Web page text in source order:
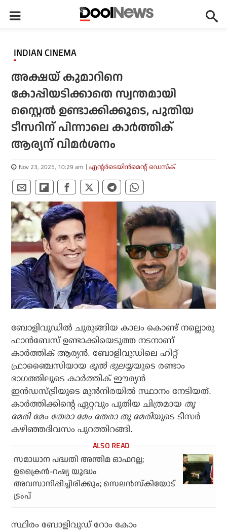
INDIAN CINEMA
അക്ഷയ് കുമാറിനെ
കോപ്പിയടിക്കാതെ സ്വന്തമായി
സ്റ്റൈല്‍ ഉണ്ടാക്കിക്കൂടെ, പുതിയ
ടീസറിന് പിന്നാലെ കാര്‍ത്തിക്
ആര്യന് വിമര്‍ശനം
Nov 23, 2025, 10:29 am എന്റര്‍ടെയിന്‍മെന്റ് ഡെസ്‌ക്
ബോളിവുഡില്‍ ചുരുങ്ങിയ കാലം കൊണ്ട് നല്ലൊരു
ഫാന്‍ബേസ് ഉണ്ടാക്കിയെടുത്ത നടനാണ്
കാര്‍ത്തിക് ആര്യന്‍. ബോളിവുഡിലെ ഹിറ്റ്
ഫ്രാഞ്ചൈസിയായ ഭൂല്‍ ഭുലയ്യയുടെ രണ്ടാം
ഭാഗത്തിലൂടെ കാര്‍ത്തിക് ഈര്യന്‍
ഇന്‍ഡസ്ട്രിയുടെ മുന്‍നിരയില്‍ സ്ഥാനം നേടിയത്.
കാര്‍ത്തിക്കിന്റെ ഏറ്റവും പുതിയ ചിത്രമായ തൂ
മേരി മേം തേരാ മേം തേരാ തൂ മേരിയുടെ ടീസര്‍
കഴിഞ്ഞദിവസം പുറത്തിറങ്ങി.
സമാധാന പദ്ധതി അന്തിമ ഓഫറല്ല;
ഉക്രൈന്‍-റഷ്യ യുദ്ധം
അവസാനിപ്പിച്ചിരിക്കും; സെലന്‍സ്‌കിയോട്
ട്രംപ്
സ്ഥിരം ബോളിവുഡ് റോം കോം